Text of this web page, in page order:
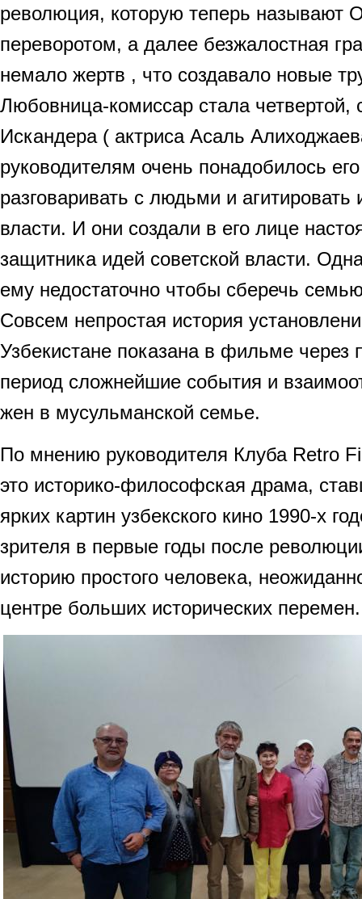
революция, которую теперь называют
переворотом, а далее безжалостная
немало жертв , что создавало новые
Любовница-комиссар стала четвертой,
Искандера ( актриса Асаль
руководителям очень понадобилось
разговаривать с людьми и агитировать
власти. И они создали в его лице
защитника идей советской власти.
ему недостаточно чтобы сберечь
Совсем непростая история
Узбекистане показана в фильме через
период сложнейшие события и
жен в мусульманской семье.
По мнению руководителя Клуба Retro
это историко-философская драма,
ярких картин узбекского кино 1990-х
зрителя в первые годы после
историю простого человека,
центре больших исторических перемен.